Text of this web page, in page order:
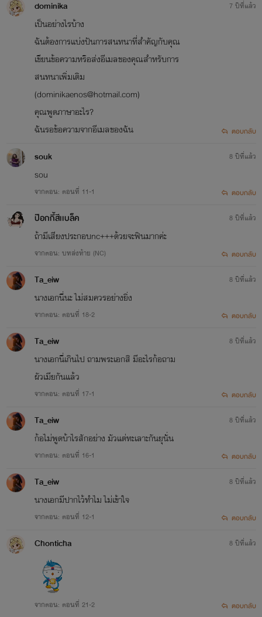
dominika
เป็นอย่างไรบ้าง
ฉันต้องการแบ่งปันการสนทนาที่สำคัญกับคุณ
เขียนข้อความหรือส่งอีเมลของคุณสำหรับการ
สนทนาเพิ่มเติม
(dominikaenos@hotmail.com)
คุณพูดภาษาอะไร?
ฉันรอข้อความจากอีเมลของฉัน
7 ปีที่แล้ว
ตอบกลับ
souk
sou
จากตอน: ตอนที่ 11-1
8 ปีที่แล้ว
ตอบกลับ
ป๊อกกี้สีเเบล็ค
ถ้ามีเสียงประกอบnc+++ด้วยจะฟินมากค่ะ
จากตอน: บทส่งท้าย (NC)
8 ปีที่แล้ว
ตอบกลับ
Ta_eiw
นางเอกนี่นะ ไม่สมควรอย่างยิ่ง
จากตอน: ตอนที่ 18-2
8 ปีที่แล้ว
ตอบกลับ
Ta_eiw
นางเอกนี่เกินไป ถามพระเอกสิ มีอะไรก้อถาม
ผัวเมียกันแล้ว
จากตอน: ตอนที่ 17-1
8 ปีที่แล้ว
ตอบกลับ
Ta_eiw
ก้อไม่พูดบ้าไรสักอย่าง มัวแต่ทะเลาะกันยุนั่น
จากตอน: ตอนที่ 16-1
8 ปีที่แล้ว
ตอบกลับ
Ta_eiw
นางเอกมีปากไว้ทำไม ไม่เข้าใจ
จากตอน: ตอนที่ 12-1
8 ปีที่แล้ว
ตอบกลับ
Chonticha
จากตอน: ตอนที่ 21-2
8 ปีที่แล้ว
ตอบกลับ